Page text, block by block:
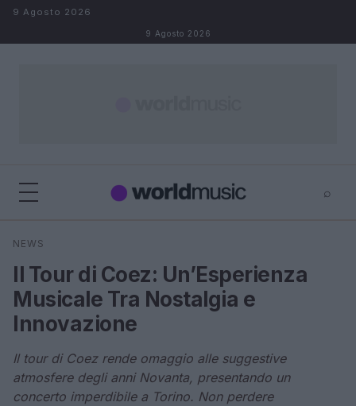
Salta al contenuto
9 Agosto 2026
9 Agosto 2026
⌕
Cerca
NEWS
Il Tour di Coez: Un’Esperienza
Musicale Tra Nostalgia e
Innovazione
Il tour di Coez rende omaggio alle suggestive
atmosfere degli anni Novanta, presentando un
concerto imperdibile a Torino. Non perdere